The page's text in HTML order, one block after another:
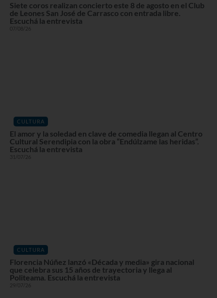
Siete coros realizan concierto este 8 de agosto en el Club
de Leones San José de Carrasco con entrada libre.
Escuchá la entrevista
07/08/26
CULTURA
El amor y la soledad en clave de comedia llegan al Centro
Cultural Serendipia con la obra “Endúlzame las heridas”.
Escuchá la entrevista
31/07/26
CULTURA
Florencia Núñez lanzó «Década y media» gira nacional
que celebra sus 15 años de trayectoria y llega al
Politeama. Escuchá la entrevista
29/07/26